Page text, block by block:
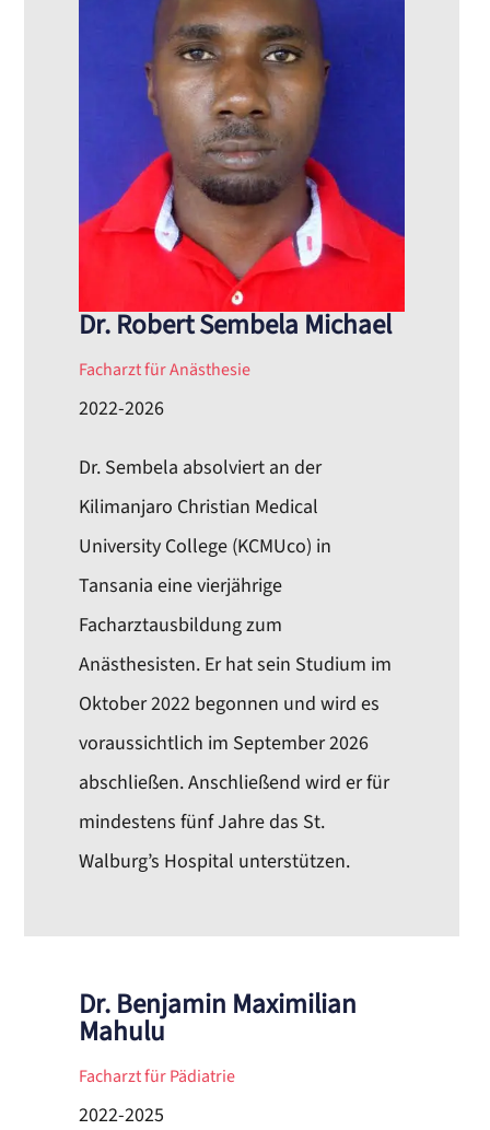
Dr. Robert Sembela Michael
Facharzt für Anästhesie
2022-2026
Dr. Sembela absolviert an der
Kilimanjaro Christian Medical
University College (KCMUco) in
Tansania eine vierjährige
Facharztausbildung zum
Anästhesisten. Er hat sein Studium im
Oktober 2022 begonnen und wird es
voraussichtlich im September 2026
abschließen. Anschließend wird er für
mindestens fünf Jahre das St.
Walburg’s Hospital unterstützen.
Dr. Benjamin Maximilian
Mahulu
Facharzt für Pädiatrie
2022-2025